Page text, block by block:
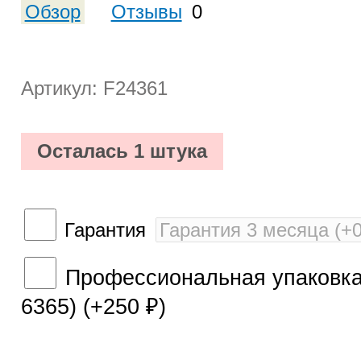
Обзор Отзывы 0
Артикул: F24361
Осталась 1 штука
Гарантия
Профессиональная
6365) (+250 ₽)